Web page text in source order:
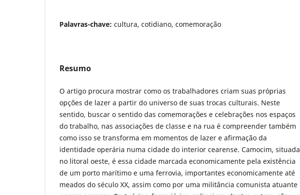
Palavras-chave: cultura, cotidiano, comemoração
Resumo
O artigo procura mostrar como os trabalhadores criam suas próprias
opções de lazer a partir do universo de suas trocas culturais. Neste
sentido, buscar o sentido das comemorações e celebrações nos espaços
do trabalho, nas associações de classe e na rua é compreender também
como isso se transforma em momentos de lazer e afirmação da
identidade operária numa cidade do interior cearense. Camocim, situada
no litoral oeste, é essa cidade marcada economicamente pela existência
de um porto marítimo e uma ferrovia, importantes economicamente até
meados do século XX, assim como por uma militância comunista atuante